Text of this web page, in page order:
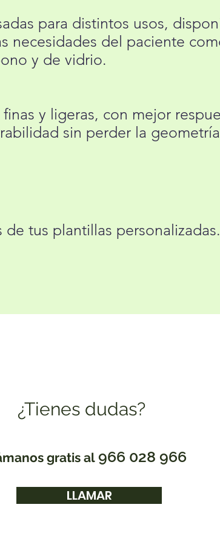
para distintos usos,
necesidades del paciente
y de vidrio.
y ligeras, con mejor
sin perder la
tus plantillas
¿Tienes dudas?
gratis al966 028 966
LLAMAR